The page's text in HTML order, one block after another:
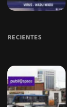
RECIENTES